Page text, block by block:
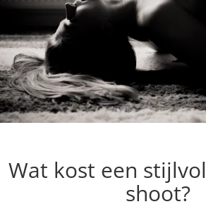
Wat kost een
shoot?